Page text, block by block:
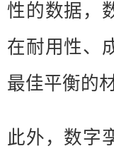
性的数据，
在耐用性、
最佳平衡的
此外，数字